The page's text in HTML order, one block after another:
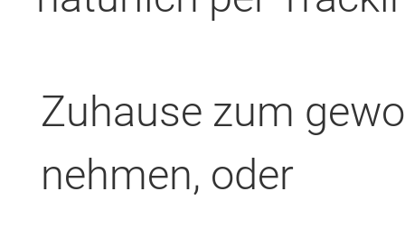
Zuhause zum
nehmen, oder